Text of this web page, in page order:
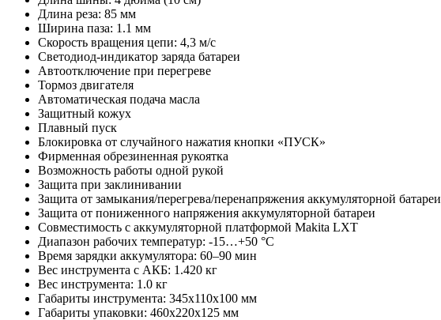
Длина реза: 85 мм
Ширина паза: 1.1 мм
Скорость вращения цепи: 4,3 м/с
Светодиод-индикатор заряда батареи
Автоотключение при перегреве
Тормоз двигателя
Автоматическая подача масла
Защитный кожух
Плавный пуск
Блокировка от случайного нажатия кнопки «ПУСК»
Фирменная обрезиненная рукоятка
Возможность работы одной рукой
Защита при заклинивании
Защита от замыкания/перегрева/перенапряжения аккумуляторной батареи
Защита от пониженного напряжения аккумуляторной батареи
Совместимость с аккумуляторной платформой Makita LXT
Диапазон рабочих температур: -15…+50 °С
Время зарядки аккумулятора: 60–90 мин
Вес инструмента с АКБ: 1.420 кг
Вес инструмента: 1.0 кг
Габариты инструмента: 345х110х100 мм
Габариты упаковки: 460х220х125 мм